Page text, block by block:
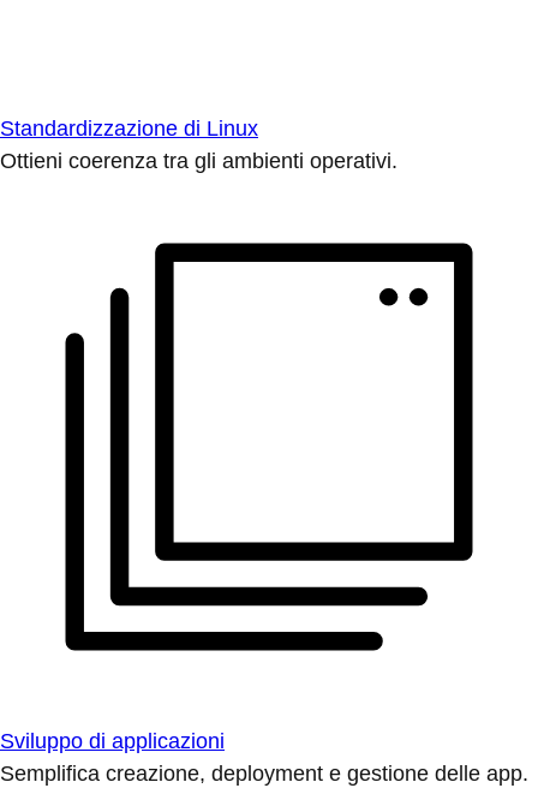
Standardizzazione di Linux
Ottieni coerenza tra gli ambienti operativi.
Sviluppo di applicazioni
Semplifica creazione, deployment e gestione delle app.